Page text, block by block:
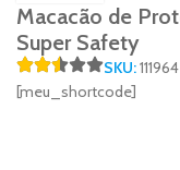
Macacão de
Super Safety
SKU:111964
[meu_shortcode]